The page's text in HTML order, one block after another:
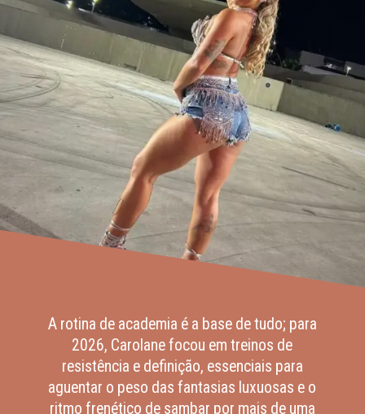
A rotina de academia é a base de tudo; para
2026, Carolane focou em treinos de
resistência e definição, essenciais para
aguentar o peso das fantasias luxuosas e o
ritmo frenético de sambar por mais de uma